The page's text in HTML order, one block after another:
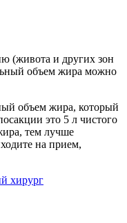
(живота и других зон
объем жира можно
объем жира, который
это 5 л чистого
тем лучше
на прием,
хирург